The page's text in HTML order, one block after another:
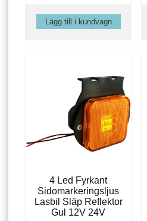
4 Led Fyrkant
Sidomarkeringsljus
Lasbil Släp Reflektor
Gul 12V 24V